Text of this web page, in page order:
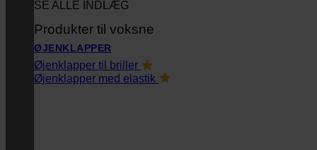
SE ALLE INDLÆG
Produkter til voksne
ØJENKLAPPER
Øjenklapper til briller
Øjenklapper med elastik